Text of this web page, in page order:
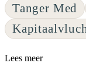
Tanger Med
Lees meer